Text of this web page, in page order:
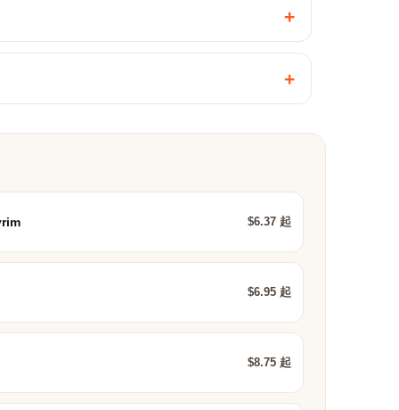
+
+
$6.37 起
$6.95 起
$8.75 起